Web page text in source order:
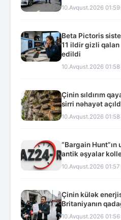
10.Avqust.2026 01:59
Beta Pictoris
11 ildir gizli
edildi
10.Avqust.2026 01:58
Çinin sıldırım
sirri nəhayət
10.Avqust.2026 01:58
“Bargain
antik əşyalar
10.Avqust.2026 01:57
Çinin külək
Britaniyanın
10.Avqust.2026 01:56